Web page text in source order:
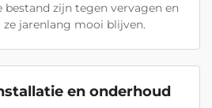
zijn tegen vervagen en
jarenlang mooi blijven.
en onderhoud